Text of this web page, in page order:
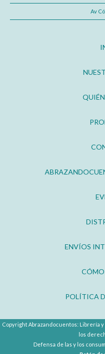
Av
ENVÍOS
POLÍTICA
Copyright Abrazandocuentos: Librería
los
Defensa de las y los